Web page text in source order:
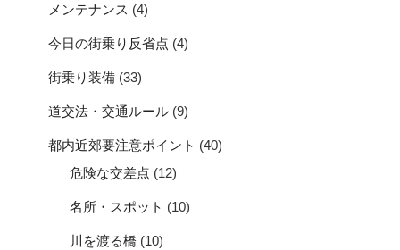
メンテナンス (4)
今日の街乗り反省点 (4)
街乗り装備 (33)
道交法・交通ルール (9)
都内近郊要注意ポイント (40)
危険な交差点 (12)
名所・スポット (10)
川を渡る橋 (10)